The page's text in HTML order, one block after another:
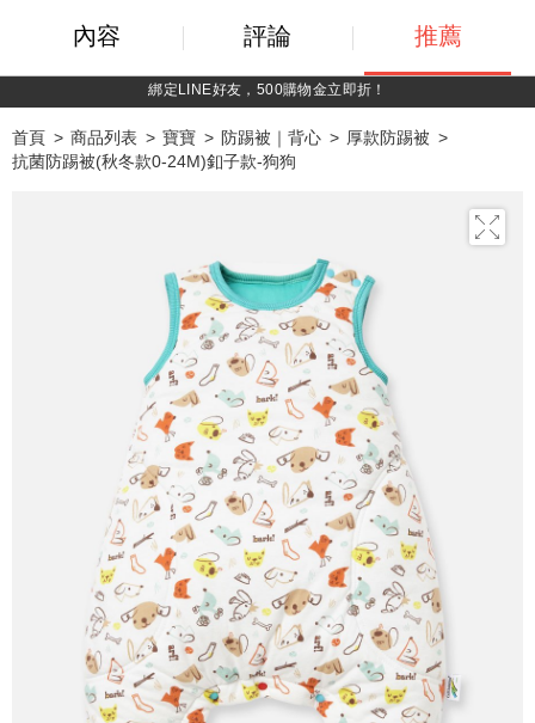
綁定LINE好友，500購物金立即折！
首頁 商品列表 寶寶 防踢被｜背心
厚款防踢被
抗菌防踢被(秋冬款0-24M)釦子款-狗狗
內容 評論 推薦